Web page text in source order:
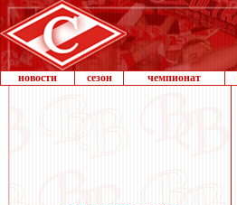
новости сезон чемпионат